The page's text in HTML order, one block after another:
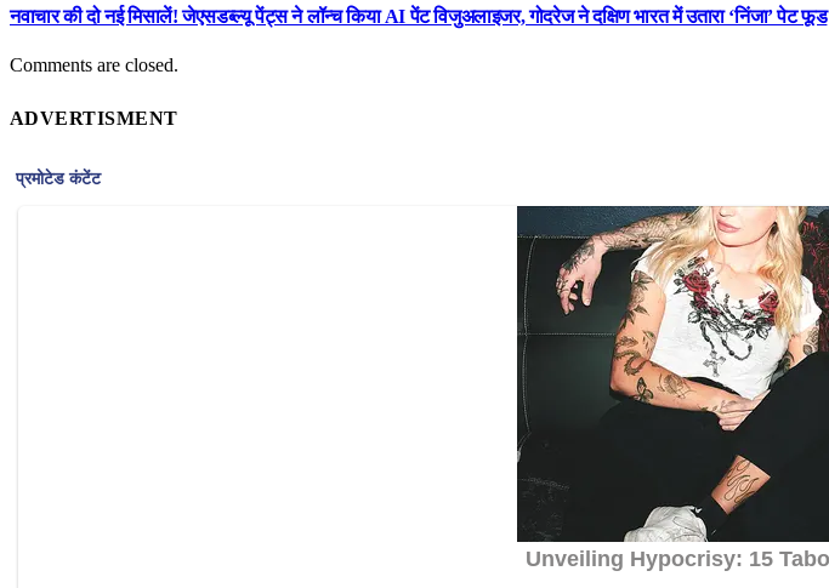
नवाचार की दो नई मिसालें! जेएसडब्ल्यू पेंट्स ने लॉन्च किया AI पेंट विजुअलाइजर, गोदरेज ने दक्षिण भारत में उतारा ‘निंजा’ पेट फूड
Comments are closed.
ADVERTISMENT